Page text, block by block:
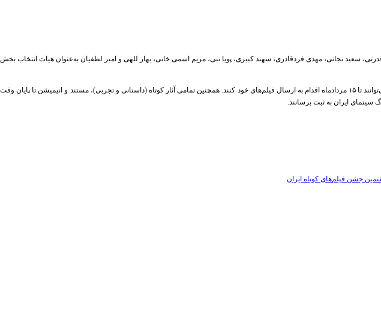
سعید نجاتی، مهدی فردقادری، سهند کبیری، پویا نبی، مریم اسمی خانی، بهار للهی و امیر لطفیان به‌عنوان هیات انتخاب بخش
تمامی آثار سینمایی که از ابتدای تیرماه ۱۳۹۴ تا پایان خرداد ۱۳۹۵ در سالن‌های سینماهای کشور به نمایش درآمده‌اند و پروانه نمایش سینمایی دارند می‌توانند تا ۱۵ مردادماه اقدام به ارسال فیلم‌های خود کنند. همچنین تمامی آثار کوتاه (داستانی و تجربی)، مستند و انیمیشن تا پایان وقت
جشن فیلم‌های کوتاه ایران